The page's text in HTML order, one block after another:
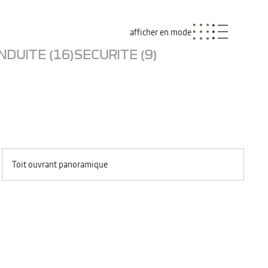
afficher en mode
(16)SECURITE (9)
Toit ouvrant panoramique